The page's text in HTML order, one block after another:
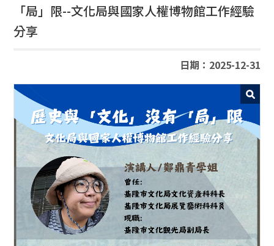
「局」限--文化局與國家人權博物館工作經驗
分享
日期：2025-12-31